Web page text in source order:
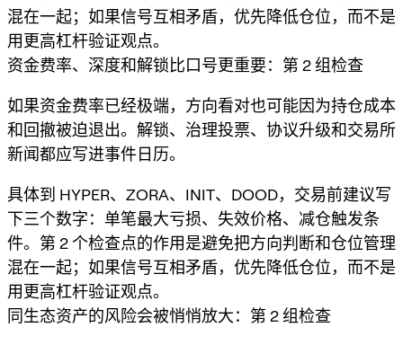
混在一起；如果信号互相矛盾，优先降低仓位，而不是
用更高杠杆验证观点。
资金费率、深度和解锁比口号更重要：第 2 组检查
如果资金费率已经极端，方向看对也可能因为持仓成本
和回撤被迫退出。解锁、治理投票、协议升级和交易所
新闻都应写进事件日历。
具体到 HYPER、ZORA、INIT、DOOD，交易前建议写
下三个数字：单笔最大亏损、失效价格、减仓触发条
件。第 2 个检查点的作用是避免把方向判断和仓位管理
混在一起；如果信号互相矛盾，优先降低仓位，而不是
用更高杠杆验证观点。
同生态资产的风险会被悄悄放大：第 2 组检查